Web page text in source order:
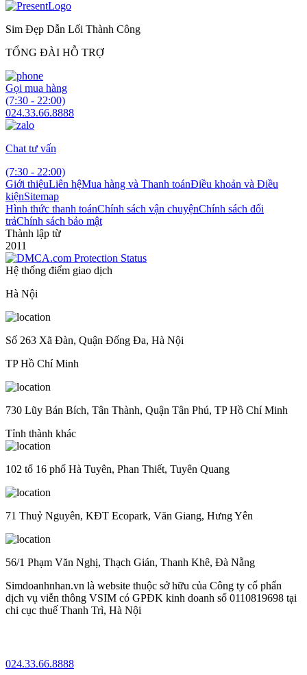
Sim Đẹp Dẫn Lối Thành Công
TỔNG ĐÀI HỖ TRỢ
Gọi mua hàng
(7:30 - 22:00)
024.33.66.8888
Chat tư vấn
(7:30 - 22:00)
Giới thiệuLiên hệMua hàng và Thanh toánĐiều khoản và Điều
kiệnSitemap
Hình thức thanh toánChính sách vận chuyệnChính sách đổi
trảChính sách bảo mật
Thành lập từ
2011
Hệ thống điểm giao dịch
Hà Nội
Số 263 Xã Đàn, Quận Đống Đa, Hà Nội
TP Hồ Chí Minh
730 Lũy Bán Bích, Tân Thành, Quận Tân Phú, TP Hồ Chí Minh
Tỉnh thành khác
102 tổ 16 phố Hà Tuyên, Phan Thiết, Tuyên Quang
71 Thuỷ Nguyên, KĐT Ecopark, Văn Giang, Hưng Yên
56/1 Phạm Văn Nghị, Thạch Gián, Thanh Khê, Đà Nẵng
Simdoanhnhan.vn là website thuộc sở hữu của Công ty cổ phẩn
dịch vụ viễn thông VSIM có GPĐK kinh doanh số 0110819698 tại
chi cục thuế Thanh Trì, Hà Nội
024.33.66.8888